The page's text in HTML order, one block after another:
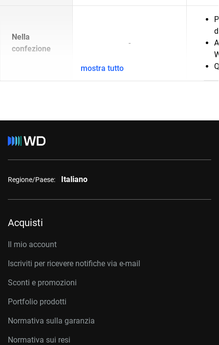
Nella
confezione
-
mostra tutto
Regione/Paese: Italiano
Acquisti
Il mio account
Iscriviti per ricevere notifiche via e-mail
Sconti e promozioni
Portfolio prodotti
Normativa sulla garanzia
Normativa sui resi